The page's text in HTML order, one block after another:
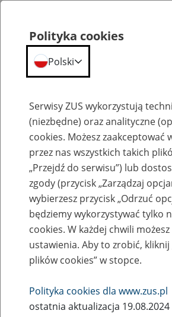
Szkolenia
Zaproś ZUS do siebie -
eZUS w siedzibie Twojej
Rodzaj wydarzenia
Szkolenia
Polityka cookies
Polski
Serwisy ZUS wykorzystują
(niezbędne) oraz analityczne
cookies. Możesz zaakceptować
przez nas wszystkich takich
„Przejdź do serwisu”) lub
zgody (przycisk „Zarządzaj
wybierzesz przycisk „Odrzuć
będziemy wykorzystywać tylko
cookies. W każdej chwili
ustawienia. Aby to zrobić, kliknij
plików cookies” w stopce.
Polityka cookies dla www.zus.pl
ostatnia aktualizacja 19.08.2024